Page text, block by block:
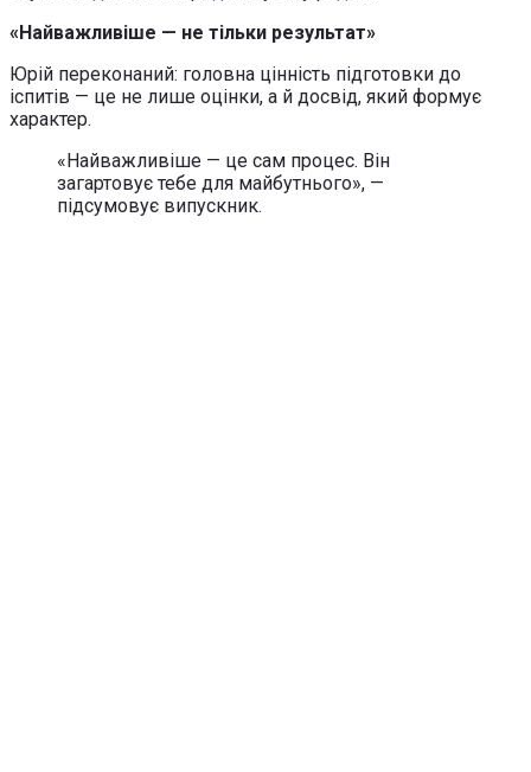
«Найважливіше — не тільки результат»
Юрій переконаний: головна цінність підготовки до
іспитів — це не лише оцінки, а й досвід, який формує
характер.
«Найважливіше — це сам процес. Він
загартовує тебе для майбутнього», —
підсумовує випускник.